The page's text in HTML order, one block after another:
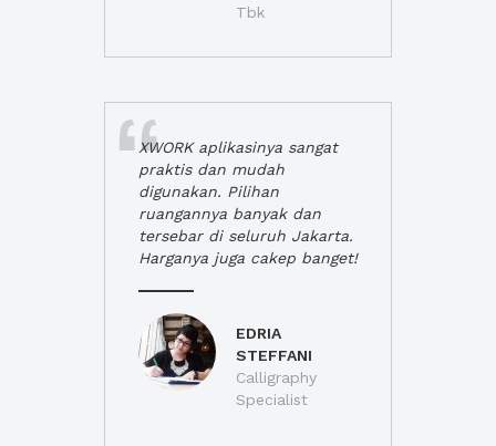
Tbk
XWORK aplikasinya sangat
praktis dan mudah
digunakan. Pilihan
ruangannya banyak dan
tersebar di seluruh Jakarta.
Harganya juga cakep banget!
EDRIA
STEFFANI
Calligraphy
Specialist